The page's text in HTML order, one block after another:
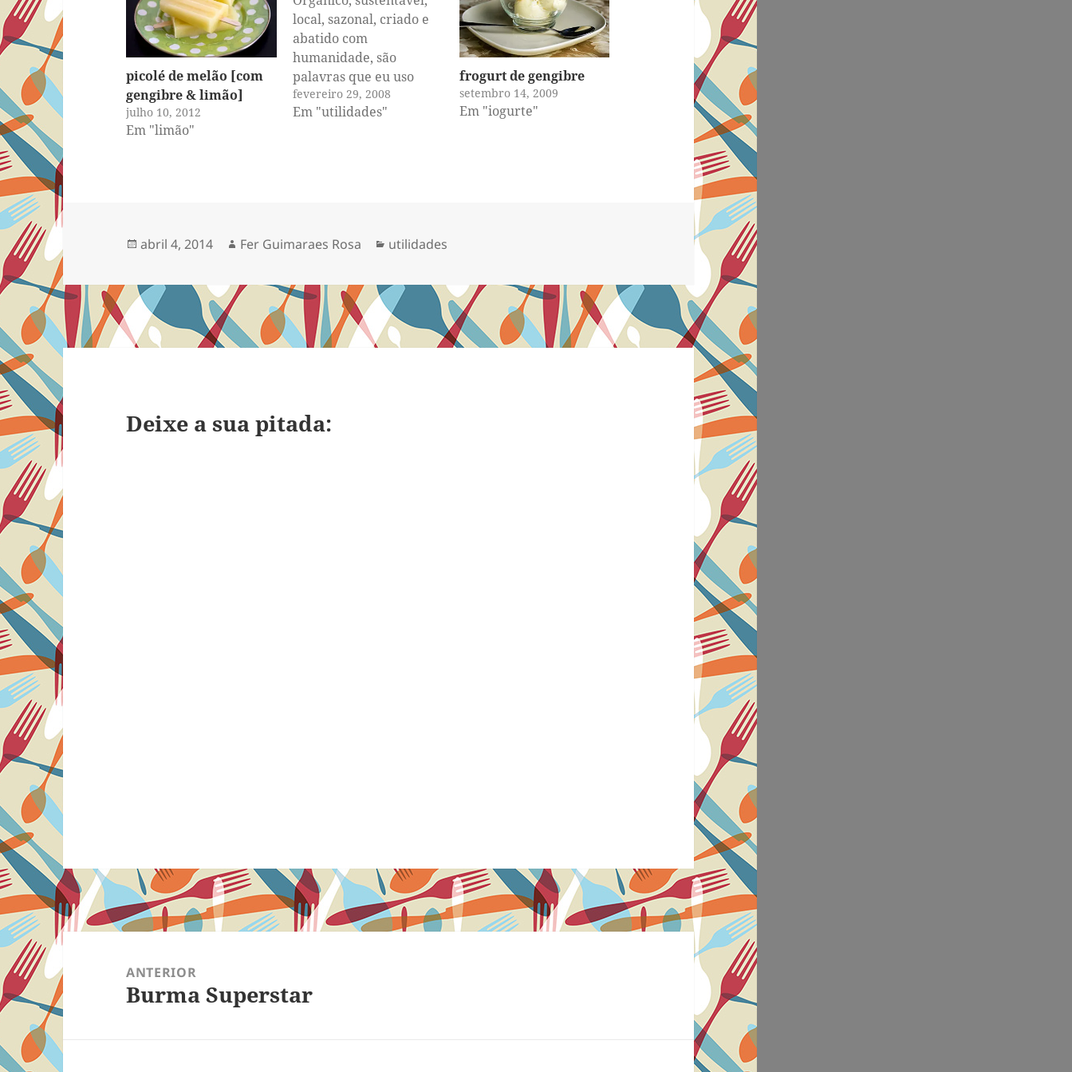
picolé de melão [com
gengibre & limão]
julho 10, 2012
Em "limão"
local, sazonal, criado e
abatido com
humanidade, são
palavras que eu uso
muito aqui no Chucrute,
mas que podem deixar
orgânica, quer comprar
fevereiro 29, 2008
Em "utilidades"
frogurt de gengibre
setembro 14, 2009
Em "iogurte"
Publicado
abril 4, 2014 Autor
Fer Guimaraes Rosa Categorias
utilidades
Deixe a sua pitada:
Navegação
de
Post
ANTERIOR
Post
Burma Superstar